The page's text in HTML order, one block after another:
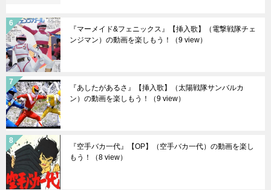
『マーメイド&フェニックス』【挿入歌】（電撃戦隊チェ
ンジマン）の動画を楽しもう！
（9 view）
『あしたがあるさ』【挿入歌】（太陽戦隊サンバルカ
ン）の動画を楽しもう！
（9 view）
『空手バカ一代』【OP】（空手バカ一代）の動画を楽し
もう！
（8 view）